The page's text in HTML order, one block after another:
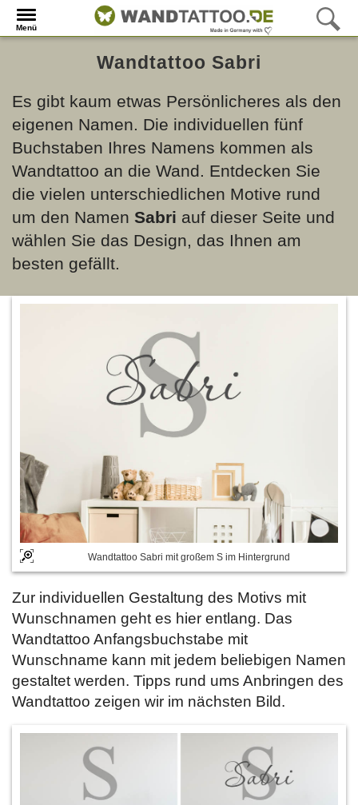
Menü
Wandtattoo Sabri
Es gibt kaum etwas Persönlicheres als den
eigenen Namen. Die individuellen fünf
Buchstaben Ihres Namens kommen als
Wandtattoo an die Wand. Entdecken Sie
die vielen unterschiedlichen Motive rund
um den Namen Sabri auf dieser Seite und
wählen Sie das Design, das Ihnen am
besten gefällt.
Wandtattoo Sabri mit großem S im Hintergrund
Zur individuellen Gestaltung des Motivs mit
Wunschnamen geht es hier entlang. Das
Wandtattoo Anfangsbuchstabe mit
Wunschname kann mit jedem beliebigen Namen
gestaltet werden. Tipps rund ums Anbringen des
Wandtattoo zeigen wir im nächsten Bild.